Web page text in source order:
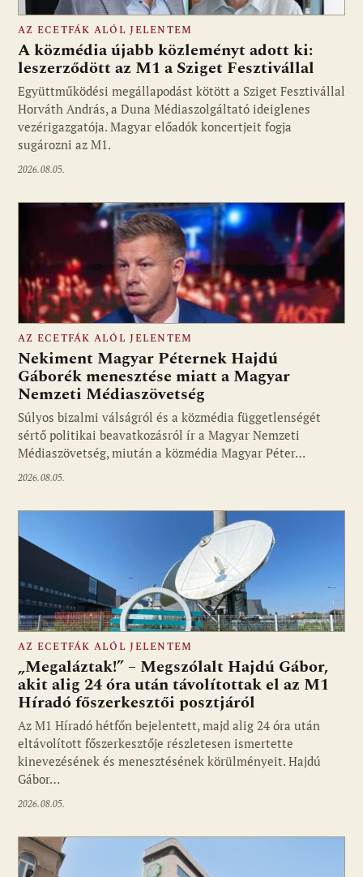
Fotó: media1.hu
AZ ECETFÁK ALÓL JELENTEM
A közmédia újabb közleményt adott ki:
leszerződött az M1 a Sziget Fesztivállal
Együttműködési megállapodást kötött a Sziget Fesztivállal
Horváth András, a Duna Médiaszolgáltató ideiglenes
vezérigazgatója. Magyar előadók koncertjeit fogja
sugározni az M1.
2026.08.05.
Fotó: media1.hu
AZ ECETFÁK ALÓL JELENTEM
Nekiment Magyar Péternek Hajdú
Gáborék menesztése miatt a Magyar
Nemzeti Médiaszövetség
Súlyos bizalmi válságról és a közmédia függetlenségét
sértő politikai beavatkozásról ír a Magyar Nemzeti
Médiaszövetség, miután a közmédia Magyar Péter…
2026.08.05.
Fotó: media1.hu
AZ ECETFÁK ALÓL JELENTEM
„Megaláztak!” – Megszólalt Hajdú Gábor,
akit alig 24 óra után távolítottak el az M1
Híradó főszerkesztői posztjáról
Az M1 Híradó hétfőn bejelentett, majd alig 24 óra után
eltávolított főszerkesztője részletesen ismertette
kinevezésének és menesztésének körülményeit. Hajdú
Gábor…
2026.08.05.